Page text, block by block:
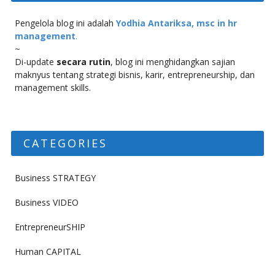
Pengelola blog ini adalah Yodhia Antariksa, msc in hr
management.
~
Di-update secara rutin, blog ini menghidangkan sajian
maknyus tentang strategi bisnis, karir, entrepreneurship, dan
management skills.
CATEGORIES
Business STRATEGY
Business VIDEO
EntrepreneurSHIP
Human CAPITAL